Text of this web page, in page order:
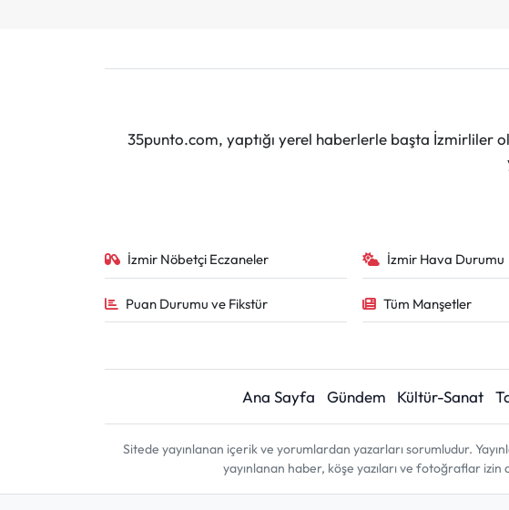
35punto.com, yaptığı yerel haberlerle başta İzmirliler
İzmir Nöbetçi Eczaneler İzmir Hava Durumu
Puan Durumu ve Fikstür Tüm Manşetler
Ana Sayfa Gündem Kültür-Sanat
Sitede yayınlanan içerik ve yorumlardan yazarları sorumludur.
yayınlanan haber, köşe yazıları ve fotoğraflar